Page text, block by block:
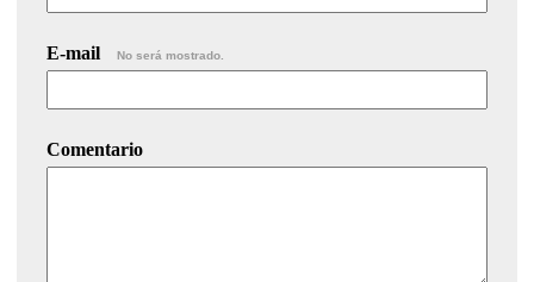
E-mail No será mostrado.
Comentario